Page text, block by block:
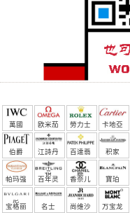
萬國 欧米茄 勞力士 卡地亞
伯爵 江詩丹
頓
百達翡
麗
积家
帕玛强
尼
百年灵 香奈儿 寶珀
宝格丽 名士 尚维沙 万宝龙